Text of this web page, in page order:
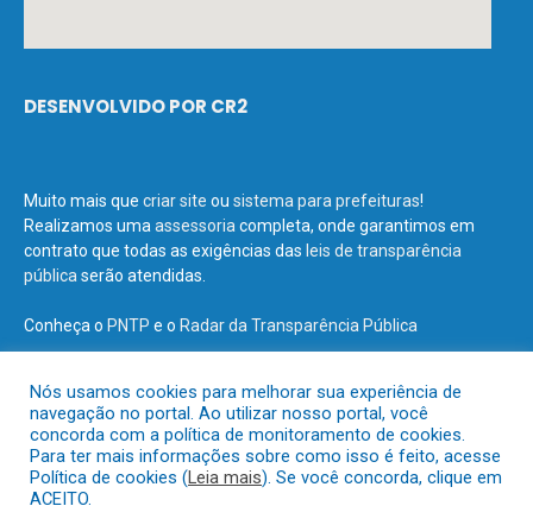
DESENVOLVIDO POR CR2
Muito mais que criar site ou sistema para prefeituras!
Realizamos uma assessoria completa, onde garantimos em
contrato que todas as exigências das leis de transparência
pública serão atendidas.
Conheça o PNTP e o Radar da Transparência Pública
Todos os direitos reservados a Prefeitura Municipal de Terra Santa.
Nós usamos cookies para melhorar sua experiência de
navegação no portal. Ao utilizar nosso portal, você
concorda com a política de monitoramento de cookies.
Para ter mais informações sobre como isso é feito, acesse
Política de cookies (Leia mais). Se você concorda, clique em
ACEITO.